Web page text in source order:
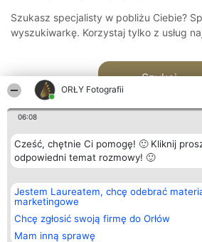
ORŁY Fotografii
06:08
Cześć, chętnie Ci pomogę! 🙂 Kliknij
odpowiedni temat rozmowy! 🙂
Jestem Laureatem, chcę odebrać
marketingowe
Chcę zgłosić swoją firmę do Orłów
Mam inną sprawę
Szukasz specjalisty w pobliżu Ciebie?
wyszukiwarkę. Korzystaj tylko z usług
Szukaj
Organizator plebiscytu
Bright Side Solutions sp. z o.
o. sp. k.
ul. Ruska 22
Wrocław 50-079
KRS 0000749100 | Regon
Plebiscyt
Laureaci
wszystkich
Laureatów